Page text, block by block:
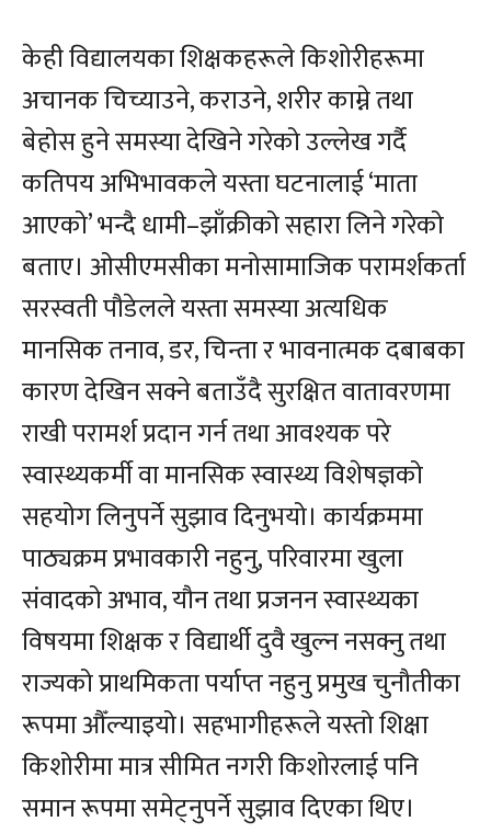
केही विद्यालयका शिक्षकहरूले किशोरीहरूमा
अचानक चिच्याउने, कराउने, शरीर काम्ने तथा
बेहोस हुने समस्या देखिने गरेको उल्लेख गर्दै
कतिपय अभिभावकले यस्ता घटनालाई ‘माता
आएको’ भन्दै धामी–झाँक्रीको सहारा लिने गरेको
बताए। ओसीएमसीका मनोसामाजिक परामर्शकर्ता
सरस्वती पौडेलले यस्ता समस्या अत्यधिक
मानसिक तनाव, डर, चिन्ता र भावनात्मक दबाबका
कारण देखिन सक्ने बताउँदै सुरक्षित वातावरणमा
राखी परामर्श प्रदान गर्न तथा आवश्यक परे
स्वास्थ्यकर्मी वा मानसिक स्वास्थ्य विशेषज्ञको
सहयोग लिनुपर्ने सुझाव दिनुभयो। कार्यक्रममा
पाठ्यक्रम प्रभावकारी नहुनु, परिवारमा खुला
संवादको अभाव, यौन तथा प्रजनन स्वास्थ्यका
विषयमा शिक्षक र विद्यार्थी दुवै खुल्न नसक्नु तथा
राज्यको प्राथमिकता पर्याप्त नहुनु प्रमुख चुनौतीका
रूपमा औँल्याइयो। सहभागीहरूले यस्तो शिक्षा
किशोरीमा मात्र सीमित नगरी किशोरलाई पनि
समान रूपमा समेट्नुपर्ने सुझाव दिएका थिए।